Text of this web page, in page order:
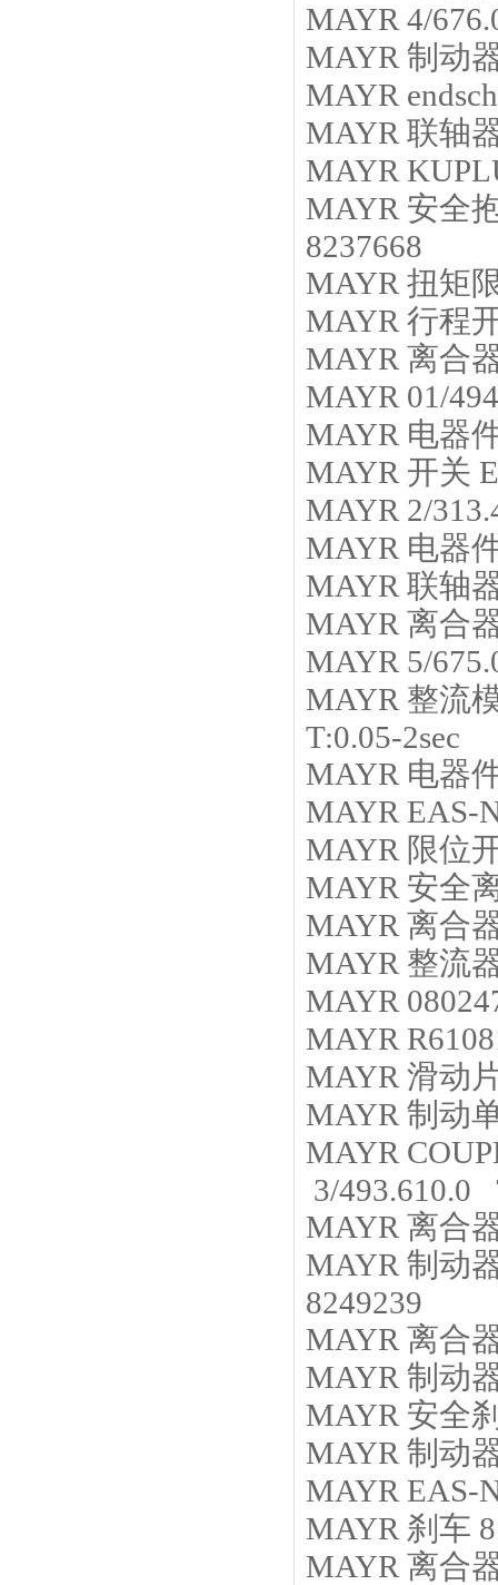
MAYR 4/
MAYR 制动
MAYR
MAYR 联轴
MAYR
MAYR 安全
8237668
MAYR 扭矩
MAYR 行程
MAYR 离合
MAYR 01/
MAYR 电器
MAYR 开关
MAYR 2/
MAYR 电器
MAYR 联轴
MAYR 离合
MAYR 5/
MAYR 整流
T:0.05-2sec
MAYR 电器
MAYR EAS-
MAYR 限位
MAYR 安全
MAYR 离合
MAYR 整流
MAYR
MAYR
MAYR 滑动
MAYR 制动
MAYR
3/493.610.0
MAYR 离合
MAYR 制动
8249239
MAYR 离合
MAYR 制动
MAYR 安全
MAYR 制动
MAYR EAS-
MAYR 刹车
MAYR 离合